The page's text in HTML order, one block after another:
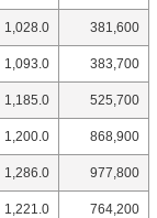
1,028.0 381,600
1,093.0 383,700
1,185.0 525,700
1,200.0 868,900
1,286.0 977,800
1,221.0 764,200